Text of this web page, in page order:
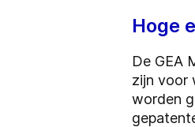
Hoge
De GEA
zijn voor
worden